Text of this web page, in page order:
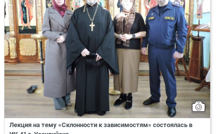
Лекция на тему «Склонности к зависимостям» состоялась в